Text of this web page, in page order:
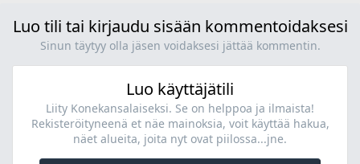
Luo tili tai kirjaudu sisään kommentoidaksesi
Sinun täytyy olla jäsen voidaksesi jättää kommentin.
Luo käyttäjätili
Liity Konekansalaiseksi. Se on helppoa ja ilmaista!
Rekisteröityneenä et näe mainoksia, voit käyttää hakua,
näet alueita, joita nyt ovat piilossa...jne.